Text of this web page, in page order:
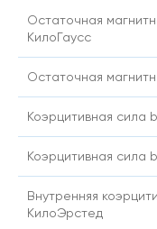
Остаточная
КилоГаусс
Остаточная
Коэрцитивная сила
Коэрцитивная сила
Внутренняя
КилоЭрстед